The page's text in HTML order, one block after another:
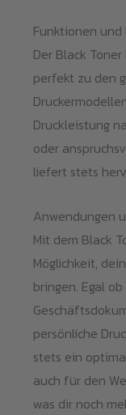
Funktionen und
Der Black
perfekt zu den
Druckleistung
oder
liefert stets
Anwendungen
Mit dem Black
Möglichkeit,
bringen. Egal
persönliche
stets ein
auch für den
was dir noch